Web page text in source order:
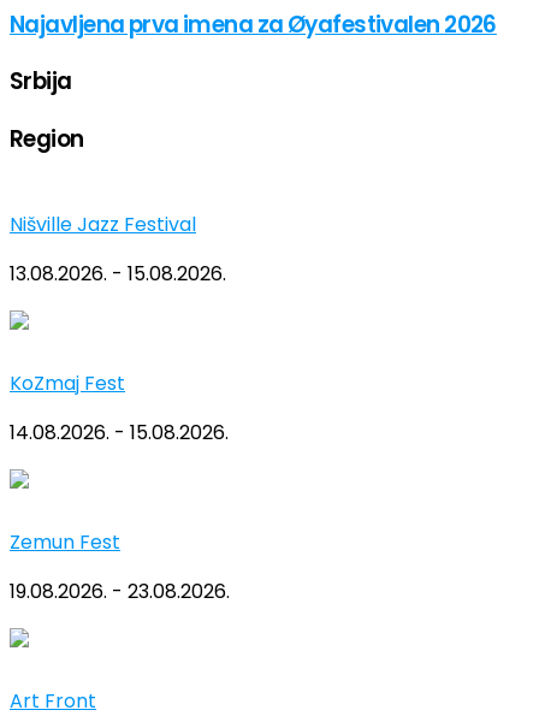
Najavljena prva imena za Øyafestivalen 2026
Srbija
Region
Nišville Jazz Festival
13.08.2026. - 15.08.2026.
KoZmaj Fest
14.08.2026. - 15.08.2026.
Zemun Fest
19.08.2026. - 23.08.2026.
Art Front